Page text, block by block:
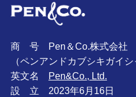
商 号 Pen＆Co.株式会社
（ペンアンドカブシキガイシ
英文名 Pen&Co., Ltd.
設 立 2023年6月16日